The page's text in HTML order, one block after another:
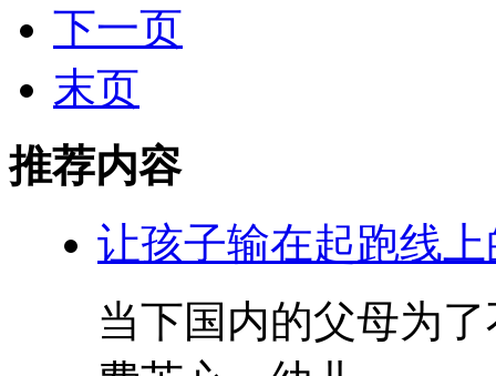
下一页
末页
推荐内容
让孩子输在起跑线
当下国内的父母为